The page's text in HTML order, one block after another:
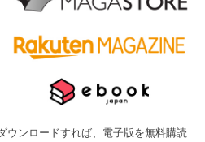
ウンロードすれば、電子版を無料購読